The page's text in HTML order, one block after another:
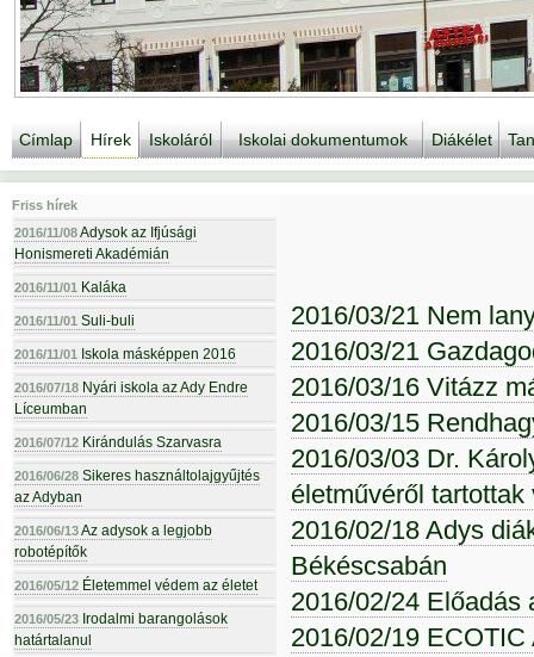
Címlap Hírek Iskoláról Iskolai dokumentumok Diákélet
Friss hírek
2016/11/08Adysok az Ifjúsági
Honismereti Akadémián
2016/11/01 Kaláka
2016/11/01 Suli-buli
2016/11/01 Iskola másképpen 2016
2016/07/18 Nyári iskola az Ady Endre
Líceumban
2016/07/12 Kirándulás Szarvasra
2016/06/28 Sikeres használtolajgyűjtés
az Adyban
2016/06/13Az adysok a legjobb
robotépítők
2016/05/12 Életemmel védem az életet
2016/05/23 Irodalmi barangolások
határtalanul
2016/03/21 Nem
2016/03/21
2016/03/16 Vitázz
2016/03/15
2016/03/03 Dr.
életművéről tartottak
2016/02/18 Adys
Békéscsabán
2016/02/24 Előadás
2016/02/19 ECOTIC